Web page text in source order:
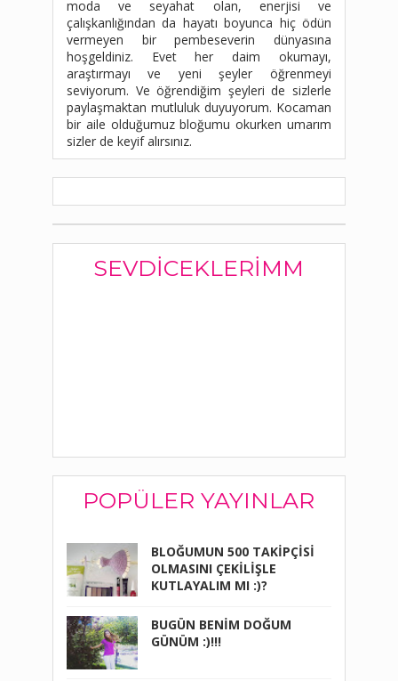
moda ve seyahat olan, enerjisi ve
çalışkanlığından da hayatı boyunca hiç ödün
vermeyen bir pembeseverin dünyasına
hoşgeldiniz. Evet her daim okumayı,
araştırmayı ve yeni şeyler öğrenmeyi
seviyorum. Ve öğrendiğim şeyleri de sizlerle
paylaşmaktan mutluluk duyuyorum. Kocaman
bir aile olduğumuz bloğumu okurken umarım
sizler de keyif alırsınız.
SEVDICEKLERIMM
POPÜLER YAYINLAR
BLOĞUMUN 500 TAKİPÇİSİ
OLMASINI ÇEKİLİŞLE
KUTLAYALIM MI :)?
BUGÜN BENİM DOĞUM
GÜNÜM :)!!!